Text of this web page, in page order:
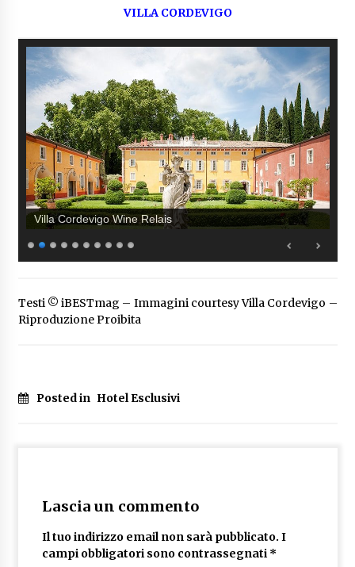
VILLA CORDEVIGO
Villa Cordevigo Wine Relais
Testi © iBESTmag – Immagini courtesy Villa Cordevigo –
Riproduzione Proibita
Posted in Hotel Esclusivi
Lascia un commento
Il tuo indirizzo email non sarà pubblicato. I
campi obbligatori sono contrassegnati *